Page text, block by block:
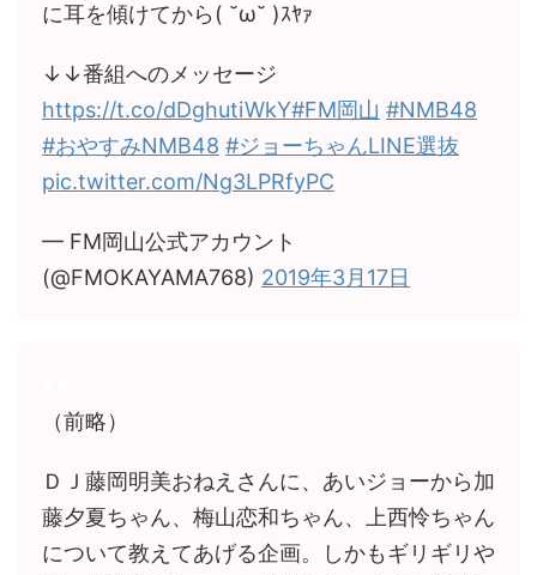
に耳を傾けてから( ˘ω˘ )ｽﾔｧ
↓↓番組へのメッセージ
https://t.co/dDghutiWkY#FM岡山 #NMB48
#おやすみNMB48 #ジョーちゃんLINE選抜
pic.twitter.com/Ng3LPRfyPC
— FM岡山公式アカウント
(@FMOKAYAMA768) 2019年3月17日
（前略）
ＤＪ藤岡明美おねえさんに、あいジョーから加
藤夕夏ちゃん、梅山恋和ちゃん、上西怜ちゃん
について教えてあげる企画。しかもギリギリや